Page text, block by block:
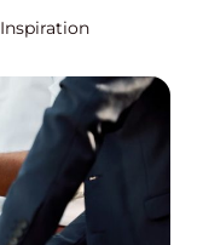
Inspiration